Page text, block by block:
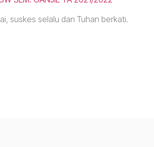
suskes selalu dan Tuhan berkati.